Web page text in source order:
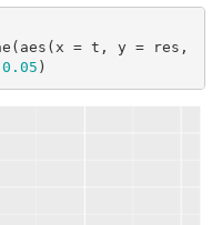
= t, y = res,
0.05 )